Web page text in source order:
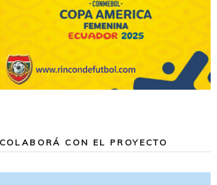
COLABORÁ CON EL PROYECTO